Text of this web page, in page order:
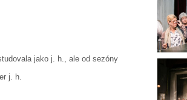
jako j. h., ale od sezóny
j. h.